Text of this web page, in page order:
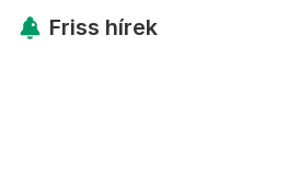
Friss hírek